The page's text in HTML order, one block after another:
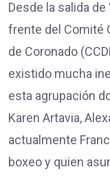
Desde la salida de
frente del Comité
de Coronado
existido mucha
esta agrupación
Karen Artavia,
actualmente
boxeo y quien